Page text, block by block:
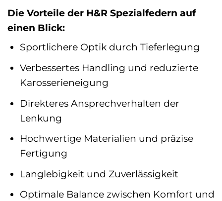
Die Vorteile der H&R Spezialfedern auf
einen Blick:
Sportlichere Optik durch Tieferlegung
Verbessertes Handling und reduzierte
Karosserieneigung
Direkteres Ansprechverhalten der
Lenkung
Hochwertige Materialien und präzise
Fertigung
Langlebigkeit und Zuverlässigkeit
Optimale Balance zwischen Komfort und